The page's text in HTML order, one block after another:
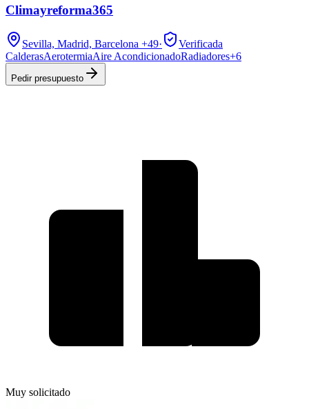
Climayreforma365
Sevilla, Madrid, Barcelona +49·
Verificada
CalderasAerotermiaAire AcondicionadoRadiadores+6
Pedir presupuesto
Muy solicitado